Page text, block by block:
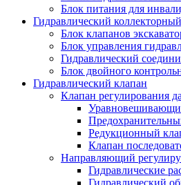
Блок питания для
Гидравлический
Блок клапанов
Блок управления
Гидравлический
Блок двойного
Гидравлический клапан
Клапан регулирования
Редукционный
Клапан
Направляющий
Гидравлические